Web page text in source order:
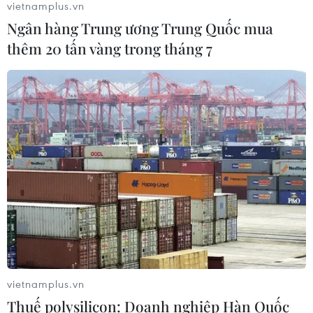
CƠ QUAN CHỦ QUẢN: THÔNG TẤN XÃ VIỆT NAM
Tổng Biên tập: TRẦN TIẾN DUẨN
Phó Tổng Biên tập: NGUYỄN THỊ TÁM, KHÚC THANH
THỦY
Sở hữu trí tuệ
Quy định sử dụng
RSS
Hỗ trợ
Ngôn ngữ
TTXVN
Dịch vụ tin
Quảng cáo
Liên hệ
vietnamplus.vn
Ngân hàng Trung ương Trung Quốc mua
thêm 20 tấn vàng trong tháng 7
vietnamplus.vn
Thuế polysilicon: Doanh nghiệp Hàn Quốc